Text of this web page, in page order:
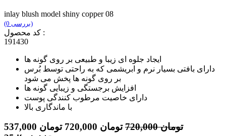
inlay blush model shiny copper 08
(0 بررسی)
کد محصول :
191430
ایجاد جلوه ای زیبا و طبیعی بر روی گونه ها
دارای بافتی بسیار نرم و ابریشمی که به راحتی توسط بُرس
بر روی گونه ها پخش می شود
افزایش برجستگی و زیبایی گونه ها
دارای خاصیت مرطوب کنندگی پوست
با ماندگاری بالا
537,000 تومان 720,000 تومان 720,000 تومان